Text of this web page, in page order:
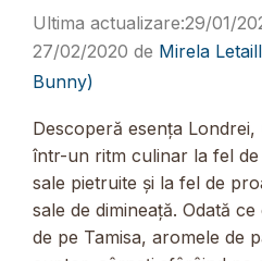
29/01/
27/02/2020 de Mirela
Bunny)
Descoperă esența
într-un ritm culinar la fel
sale pietruite și la fel de
sale de dimineață. Odată
de pe Tamisa, aromele de